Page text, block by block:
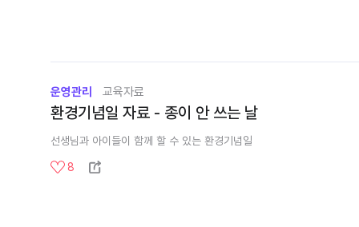
운영관리 교육자료
환경기념일 자료 - 종이 안 쓰는 날
선생님과 아이들이 함께 할 수 있는 환경기념일
8